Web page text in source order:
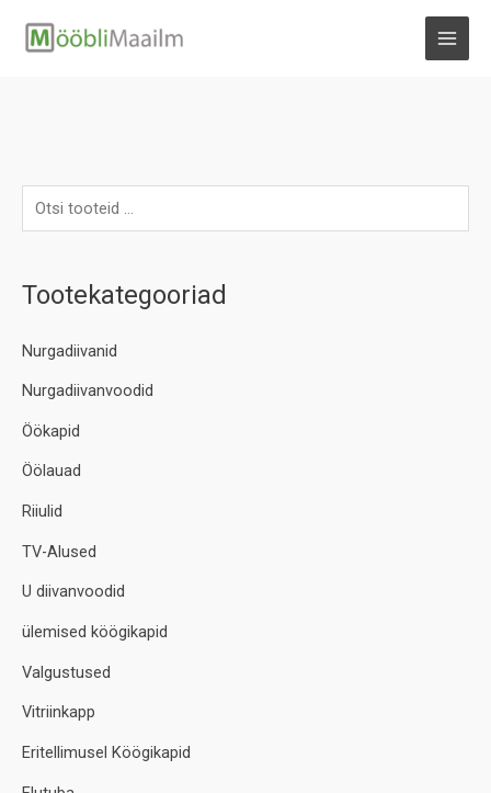
Tootekategooriad
Nurgadiivanid
Nurgadiivanvoodid
Öökapid
Öölauad
Riiulid
TV-Alused
U diivanvoodid
ülemised köögikapid
Valgustused
Vitriinkapp
Eritellimusel Köögikapid